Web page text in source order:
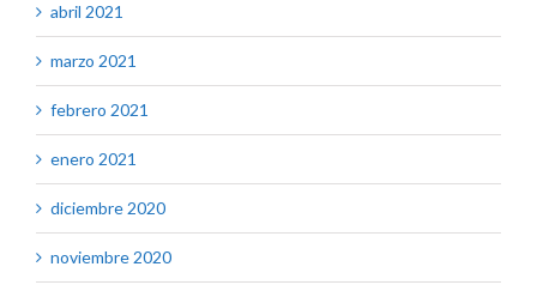
abril 2021
marzo 2021
febrero 2021
enero 2021
diciembre 2020
noviembre 2020